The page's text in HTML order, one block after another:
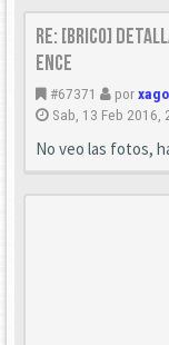
Re: [Brico]
ence
#67371 por
Sab, 13 Feb 2016,
No veo las fotos,